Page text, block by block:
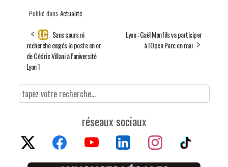
Publié dans Actualité
Sans cours ni
recherche exigés le poste en or
de Cédric Villani à l’université
Lyon 1
Lyon : Gaël Monfils va participer
à l'Open Parc en mai
réseaux sociaux